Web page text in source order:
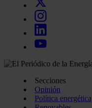
Secciones
Opinión
Política energética